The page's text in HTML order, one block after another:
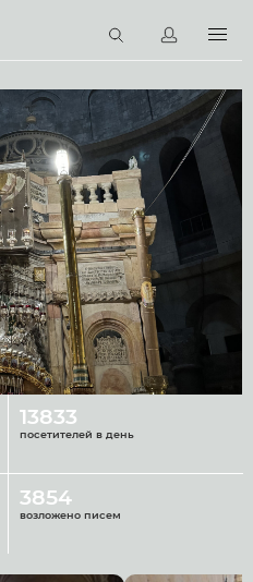
RU
13833
посетителей в день
3854
возложено писем